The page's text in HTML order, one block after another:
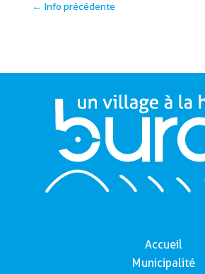
← Info précédente
Accueil
Municipalité